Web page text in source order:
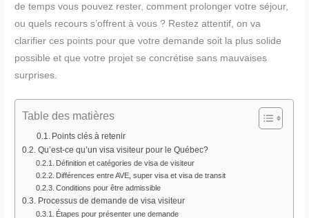
de temps vous pouvez rester, comment prolonger votre séjour,
ou quels recours s’offrent à vous ? Restez attentif, on va
clarifier ces points pour que votre demande soit la plus solide
possible et que votre projet se concrétise sans mauvaises
surprises.
Table des matières
Points clés à retenir
Qu’est-ce qu’un visa visiteur pour le Québec?
Définition et catégories de visa de visiteur
Différences entre AVE, super visa et visa de transit
Conditions pour être admissible
Processus de demande de visa visiteur
Étapes pour présenter une demande